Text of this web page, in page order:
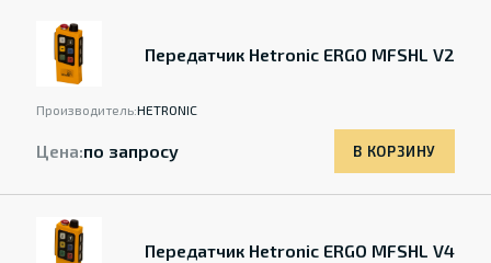
Передатчик Hetronic ERGO MFSHL V2
Производитель:HETRONIC
Цена:по запросу В КОРЗИНУ
Передатчик Hetronic ERGO MFSHL V4